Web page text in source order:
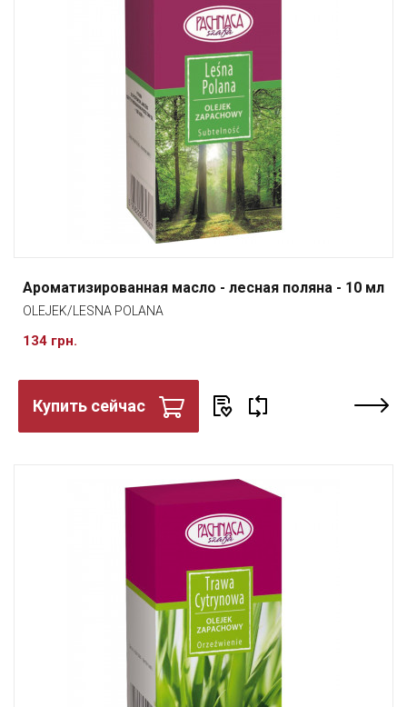
Ароматизированная масло - лесная поляна - 10 мл
OLEJEK/LESNA POLANA
134 грн.
Купить сейчас